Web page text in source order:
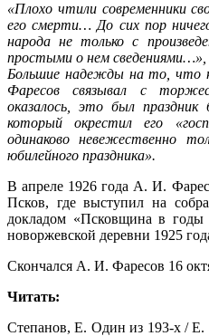
«Плохо чтили современники
его смерти… До сих пор
народа не только с
простыми о нем сведениями…»,
Большие надежды на то, что
Фаресов связывал с
оказалось, это был
который окрестил его
одинаково невежественно
юбилейного праздника».
В апреле 1926 года А. И.
Псков, где выступил на
докладом «Псковщина в
новоржевской деревни 1925
Скончался А. И. Фаресов 16
Читать:
Степанов, Е. Один из 193-х / Е.